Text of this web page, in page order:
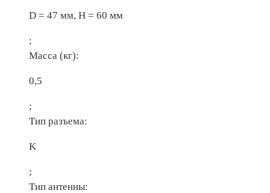
D = 47 мм, H = 60 мм
;
Масса (кг):
0,5
;
Тип разъема:
K
;
Тип антенны: